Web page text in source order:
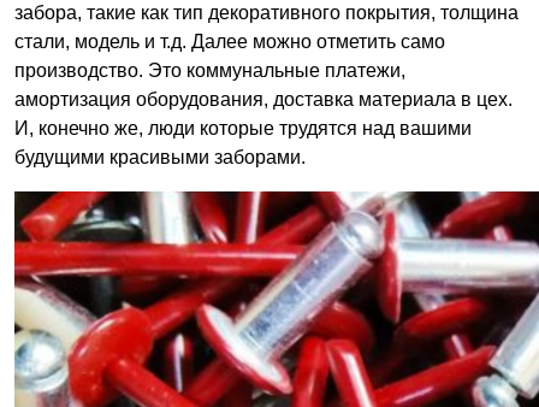
забора, такие как тип декоративного покрытия, толщина
стали, модель и т.д. Далее можно отметить само
производство. Это коммунальные платежи,
амортизация оборудования, доставка материала в цех.
И, конечно же, люди которые трудятся над вашими
будущими красивыми заборами.